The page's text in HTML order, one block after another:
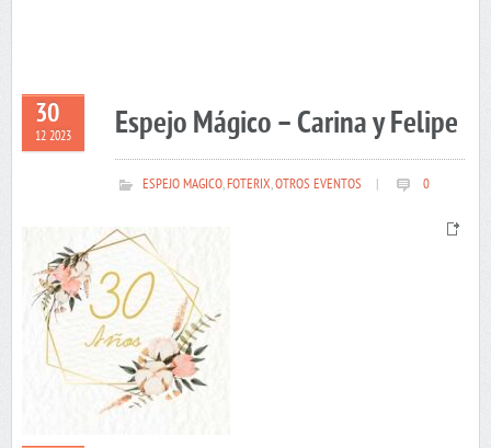
30
12 2023 Espejo Mágico – Carina y Felipe
ESPEJO MAGICO,FOTERIX,OTROS EVENTOS 0